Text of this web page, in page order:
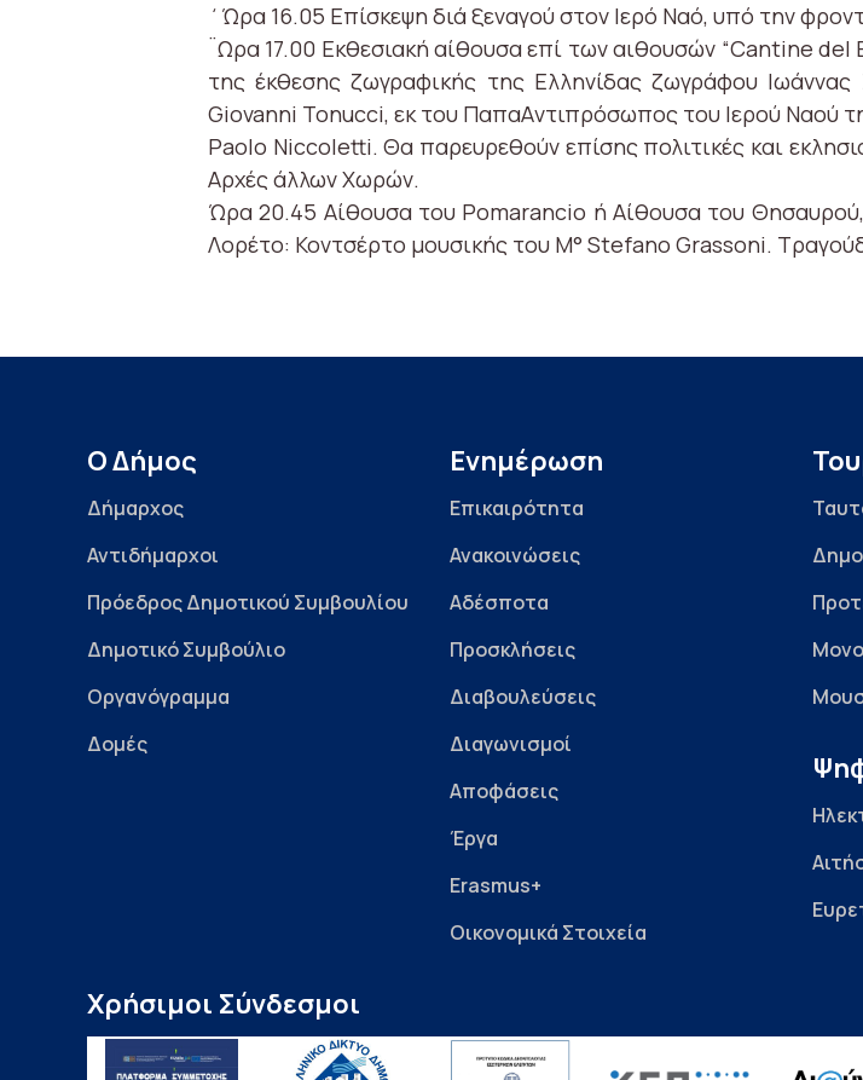
΄Ώρα 16.05 Επίσκεψη διά ξεναγού στον Ιερό Ναό, υπό την
¨Ωρα 17.00 Εκθεσιακή αίθουσα επί των αιθουσών “Cantine
της έκθεσης ζωγραφικής της Ελληνίδας ζωγράφου
Giovanni Tonucci, εκ του ΠαπαAντιπρόσωπος του Ιερού Ναού
Paolo Niccoletti. Θα παρευρεθούν επίσης πολιτικές και
Αρχές άλλων Χωρών.
Ώρα 20.45 Αίθουσα του Pomarancio ή Αίθουσα του
Λορέτο: Κοντσέρτο μουσικής του M° Stefano Grassoni.
Ο Δήμος
Δήμαρχος
Αντιδήμαρχοι
Πρόεδρος Δημοτικού Συμβουλίου
Δημοτικό Συμβούλιο
Οργανόγραμμα
Δομές
Ενημέρωση
Επικαιρότητα
Ανακοινώσεις
Αδέσποτα
Προσκλήσεις
Διαβουλεύσεις
Διαγωνισμοί
Αποφάσεις
Έργα
Erasmus+
Οικονομικά Στοιχεία
Χρήσιμοι Σύνδεσμοι